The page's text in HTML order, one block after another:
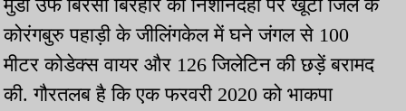
मुंडा उर्फ बिरसा बिरहोर की निशानदेही पर खूंटी जिले के
कोरंगबुरु पहाड़ी के जीलिंगकेल में घने जंगल से 100
मीटर कोडेक्स वायर और 126 जिलेटिन की छड़ें बरामद
की. गौरतलब है कि एक फरवरी 2020 को भाकपा